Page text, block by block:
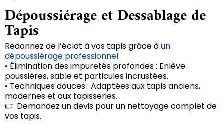
Dépoussiérage et Dessablage de
Tapis
Redonnez de l’éclat à vos tapis grâce àun
dépoussiérage professionnel
• Élimination des impuretés profondes : Enlève
poussières, sable et particules incrustées.
• Techniques douces : Adaptées aux tapis anciens,
modernes et aux tapisseries.
👉 Demandez un devis pour un nettoyage complet de
vos tapis.